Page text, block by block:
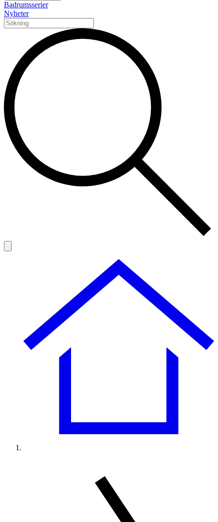
Badrumsserier
Nyheter